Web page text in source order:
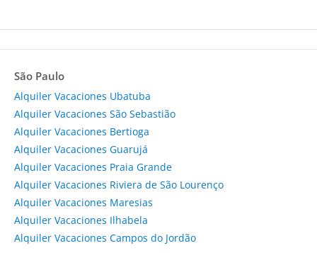
São Paulo
Alquiler Vacaciones Ubatuba
Alquiler Vacaciones São Sebastião
Alquiler Vacaciones Bertioga
Alquiler Vacaciones Guarujá
Alquiler Vacaciones Praia Grande
Alquiler Vacaciones Riviera de São Lourenço
Alquiler Vacaciones Maresias
Alquiler Vacaciones Ilhabela
Alquiler Vacaciones Campos do Jordão